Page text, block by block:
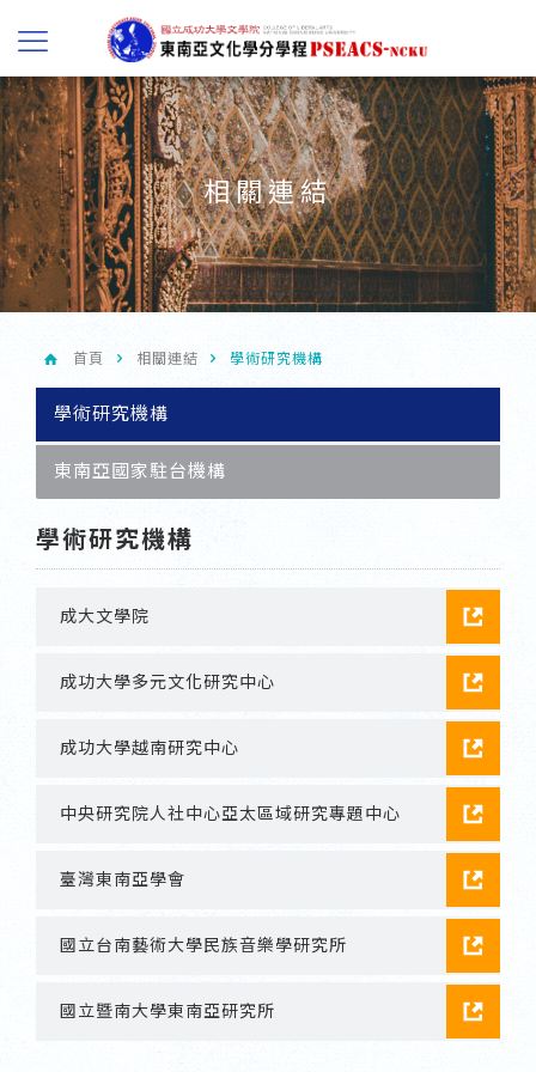
相關連結
首頁 相關連結 學術研究機構
學術研究機構
東南亞國家駐台機構
學術研究機構
成大文學院
成功大學多元文化研究中心
成功大學越南研究中心
中央研究院人社中心亞太區域研究專題中心
臺灣東南亞學會
國立台南藝術大學民族音樂學研究所
國立暨南大學東南亞研究所